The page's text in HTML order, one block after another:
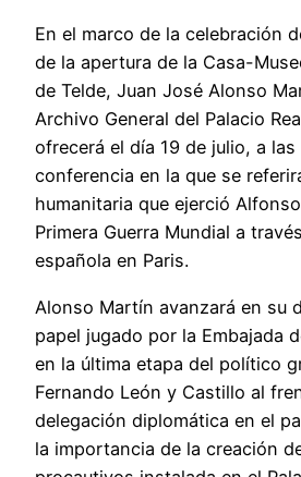
En el marco de la celebración
de la apertura de la Casa-
de Telde, Juan José Alonso
Archivo General del Palacio
ofrecerá el día 19 de julio, a
conferencia en la que se
humanitaria que ejerció
Primera Guerra Mundial a
española en Paris.
Alonso Martín avanzará en su
papel jugado por la Embajada
en la última etapa del político
Fernando León y Castillo al
delegación diplomática en el
la importancia de la creación